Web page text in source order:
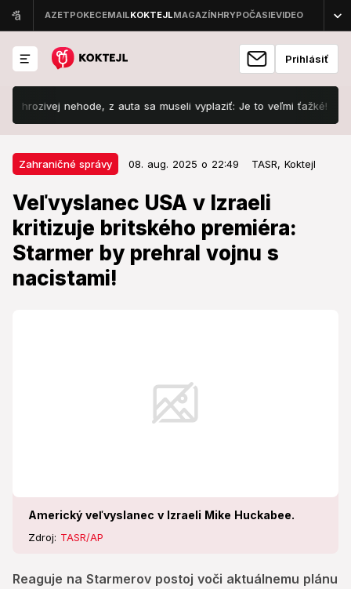
Prihlásiť
nehode, z auta sa museli vyplaziť: Je to veľmi ťažké!
Zahraničné správy 08. aug. 2025 o 22:49 TASR, Koktejl
Veľvyslanec USA v Izraeli
kritizuje britského premiéra:
Starmer by prehral vojnu s
nacistami!
Americký veľvyslanec v Izraeli Mike Huckabee.
Zdroj: TASR/AP
Reaguje na Starmerov postoj voči aktuálnemu plánu
Zahraničné správy 08. aug. 2025 o 22:49
Veľvyslanec USA v Izraeli kritizuje
britského premiéra: Starmer by
prehral vojnu s nacistami!
Reaguje na Starmerov postoj voči aktuálnemu plánu